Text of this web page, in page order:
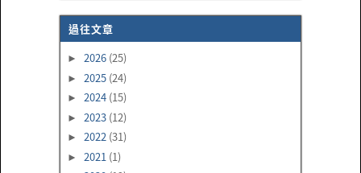
過往文章
► 2026 (25)
► 2025 (24)
► 2024 (15)
► 2023 (12)
► 2022 (31)
► 2021 (1)